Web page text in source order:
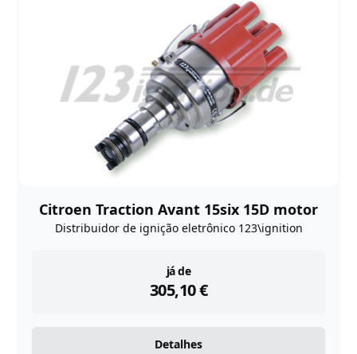
Citroen Traction Avant 15six 15D motor
Distribuidor de ignição eletrônico 123\ignition
já de
305,10€
instock
Detalhes